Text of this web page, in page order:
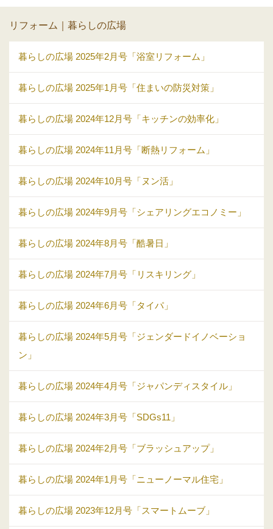
リフォーム｜暮らしの広場
暮らしの広場 2025年2月号「浴室リフォーム」
暮らしの広場 2025年1月号「住まいの防災対策」
暮らしの広場 2024年12月号「キッチンの効率化」
暮らしの広場 2024年11月号「断熱リフォーム」
暮らしの広場 2024年10月号「ヌン活」
暮らしの広場 2024年9月号「シェアリングエコノミー」
暮らしの広場 2024年8月号「酷暑日」
暮らしの広場 2024年7月号「リスキリング」
暮らしの広場 2024年6月号「タイパ」
暮らしの広場 2024年5月号「ジェンダードイノベーショ
ン」
暮らしの広場 2024年4月号「ジャパンディスタイル」
暮らしの広場 2024年3月号「SDGs11」
暮らしの広場 2024年2月号「ブラッシュアップ」
暮らしの広場 2024年1月号「ニューノーマル住宅」
暮らしの広場 2023年12月号「スマートムーブ」